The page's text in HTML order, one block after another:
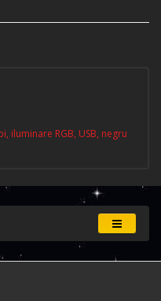
iluminare RGB, USB, negru